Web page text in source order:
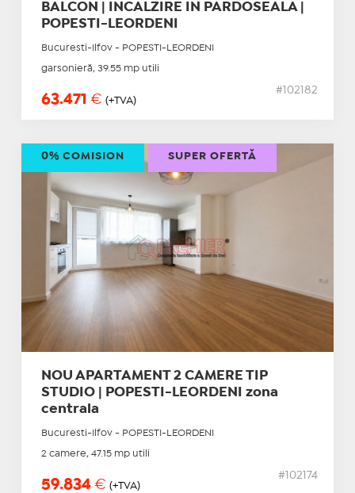
BALCON | INCALZIRE IN PARDOSEALA |
POPESTI-LEORDENI
Bucuresti-Ilfov - POPESTI-LEORDENI
garsonieră, 39.55 mp utili
63.471 € (+TVA)
#102182
NOU APARTAMENT 2 CAMERE TIP
STUDIO | POPESTI-LEORDENI zona
centrala
Bucuresti-Ilfov - POPESTI-LEORDENI
2 camere, 47.15 mp utili
59.834 € (+TVA)
#102174
0% COMISION SUPER OFERTĂ